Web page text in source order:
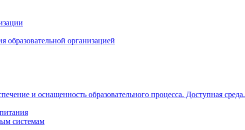
образовательной организацией
и оснащенность образовательного процесса. Доступная среда.
системам